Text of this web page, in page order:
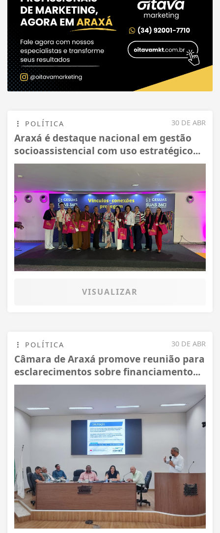
30 DE ABR
POLÍTICA
Araxá é destaque nacional em gestão
socioassistencial com uso estratégico...
VISUALIZAR
30 DE ABR
POLÍTICA
Câmara de Araxá promove reunião para
esclarecimentos sobre financiamento...